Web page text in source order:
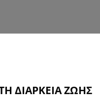
ΔΙΑΡΚΕΙΑ ΖΩΗΣ